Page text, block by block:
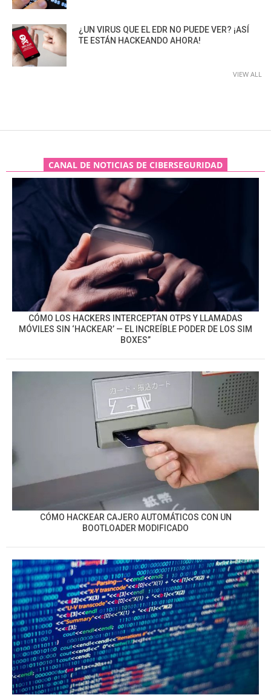
¿UN VIRUS QUE EL EDR NO PUEDE VER? ¡ASÍ
TE ESTÁN HACKEANDO AHORA!
VIEW ALL
CANAL DE NOTICIAS DE CIBERSEGURIDAD
CÓMO LOS HACKERS INTERCEPTAN OTPS Y LLAMADAS
MÓVILES SIN ‘HACKEAR’ — EL INCREÍBLE PODER DE LOS SIM
BOXES”
CÓMO HACKEAR CAJERO AUTOMÁTICOS CON UN
BOOTLOADER MODIFICADO